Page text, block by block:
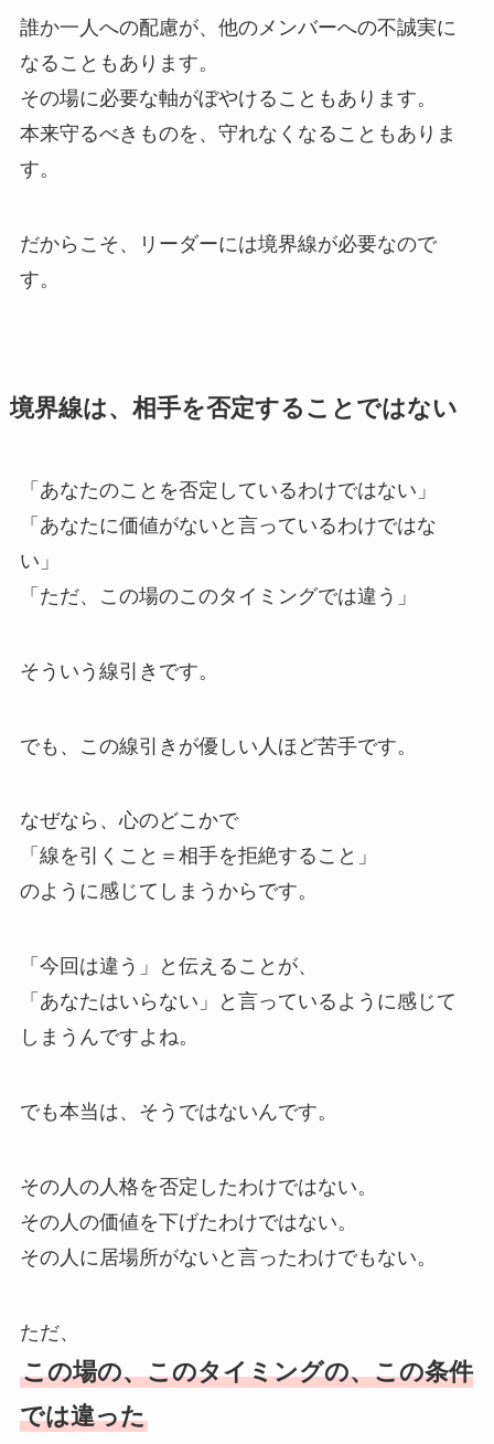
誰か一人への配慮が、他のメンバーへの不誠実に
なることもあります。
その場に必要な軸がぼやけることもあります。
本来守るべきものを、守れなくなることもありま
す。
だからこそ、リーダーには境界線が必要なので
す。
境界線は、相手を否定することではない
「あなたのことを否定しているわけではない」
「あなたに価値がないと言っているわけではな
い」
「ただ、この場のこのタイミングでは違う」
そういう線引きです。
でも、この線引きが優しい人ほど苦手です。
なぜなら、心のどこかで
「線を引くこと＝相手を拒絶すること」
のように感じてしまうからです。
「今回は違う」と伝えることが、
「あなたはいらない」と言っているように感じて
しまうんですよね。
でも本当は、そうではないんです。
その人の人格を否定したわけではない。
その人の価値を下げたわけではない。
その人に居場所がないと言ったわけでもない。
ただ、
この場の、このタイミングの、この条件
では違った